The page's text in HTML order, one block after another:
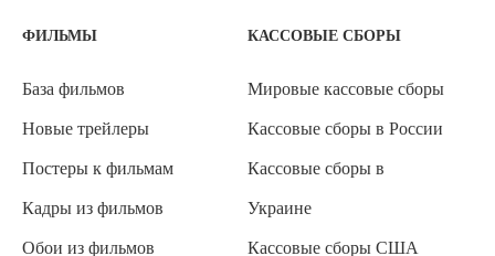
ФИЛЬМЫ
База фильмов
Новые трейлеры
Постеры к фильмам
Кадры из фильмов
Обои из фильмов
КАССОВЫЕ СБОРЫ
Мировые кассовые сборы
Кассовые сборы в России
Кассовые сборы в
Украине
Кассовые сборы США